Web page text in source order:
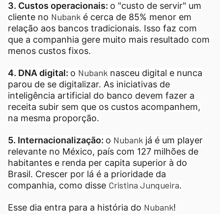
3. Custos operacionais: o "custo de servir" um
cliente no Nubank é cerca de 85% menor em
relação aos bancos tradicionais. Isso faz com
que a companhia gere muito mais resultado com
menos custos fixos.
4. DNA digital: o Nubank nasceu digital e nunca
parou de se digitalizar. As iniciativas de
inteligência artificial do banco devem fazer a
receita subir sem que os custos acompanhem,
na mesma proporção.
5. Internacionalização: o Nubank já é um player
relevante no México, país com 127 milhões de
habitantes e renda per capita superior à do
Brasil. Crescer por lá é a prioridade da
companhia, como disse Cristina Junqueira.
Esse dia entra para a história do Nubank!